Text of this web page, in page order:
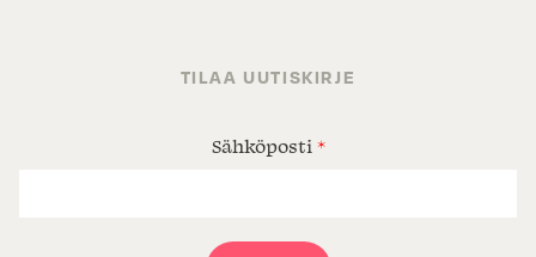
TILAA UUTISKIRJE
Sähköposti *